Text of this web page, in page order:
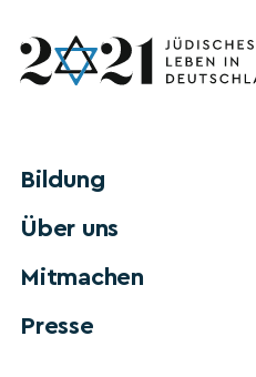
Bildung
Über uns
Mitmachen
Presse